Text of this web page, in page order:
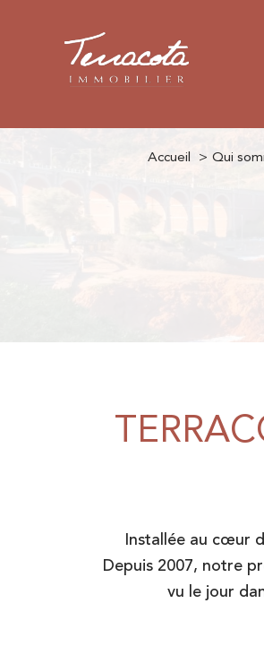
Accueil Qui
Installée au cœur
Depuis 2007, notre
vu le jour